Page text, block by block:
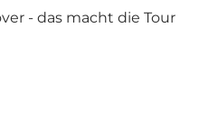
- das macht die Tour